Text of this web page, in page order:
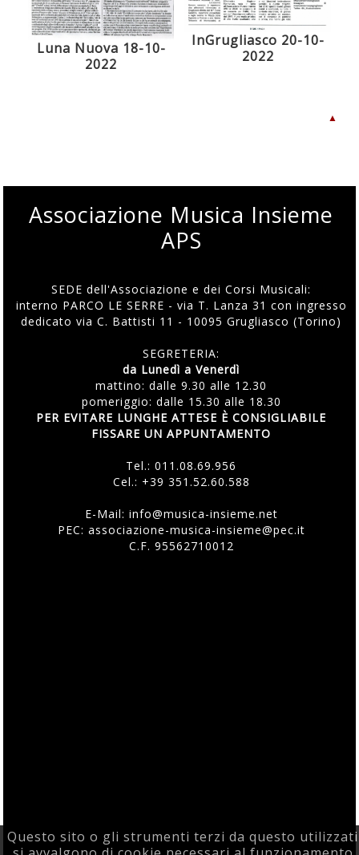
Luna Nuova 18-10-
2022
InGrugliasco 20-10-
2022
▲
Associazione Musica Insieme
APS
SEDE dell'Associazione e dei Corsi Musicali:
interno PARCO LE SERRE - via T. Lanza 31 con ingresso
dedicato via C. Battisti 11 - 10095 Grugliasco (Torino)
SEGRETERIA:
da Lunedì a Venerdì
mattino: dalle 9.30 alle 12.30
pomeriggio: dalle 15.30 alle 18.30
PER EVITARE LUNGHE ATTESE È CONSIGLIABILE
FISSARE UN APPUNTAMENTO
Tel.:011.08.69.956
Cel.: +39 351.52.60.588
E-Mail: info@musica-insieme.net
PEC: associazione-musica-insieme@pec.it
C.F. 95562710012
Questo sito o gli strumenti terzi da questo utilizzati